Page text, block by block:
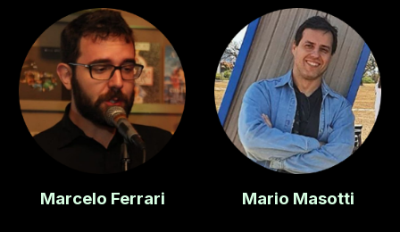
Marcelo Ferrari Mario Masotti